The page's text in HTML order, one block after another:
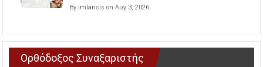
By imlarisis on Αυγ 3, 2026
Ορθόδοξος Συναξαριστής